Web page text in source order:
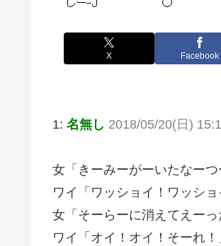
X Facebook
1: 名無し 2018/05/20(日)
女「きーみーがーいたなーつ
ワイ「ワッショイ！ワッショ
女「そーらーに消えてえーっ
ワイ「オイ！オイ！そーれ！